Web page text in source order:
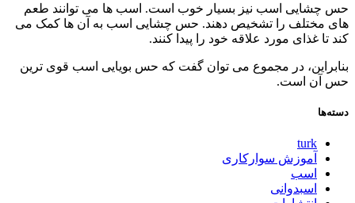
حس چشایی اسب نیز بسیار خوب است. اسب ها می توانند طعم
های مختلف را تشخیص دهند. حس چشایی اسب به آن ها کمک می
کند تا غذای مورد علاقه خود را پیدا کنند.
بنابراین، در مجموع می توان گفت که حس بویایی اسب قوی ترین
حس آن است.
دسته‌ها
turk
آموزش سوارکاری
اسب
اسبدوانی